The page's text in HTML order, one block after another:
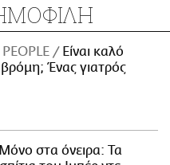
Είναι καλό
Ένας γιατρός
στα όνειρα: Τα